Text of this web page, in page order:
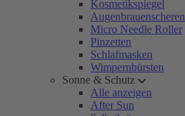
Kosmetikspiegel
Augenbrauenscheren
Micro Needle Roller
Pinzetten
Schlafmasken
Wimpernbürsten
Sonne & Schutz
Alle anzeigen
After Sun